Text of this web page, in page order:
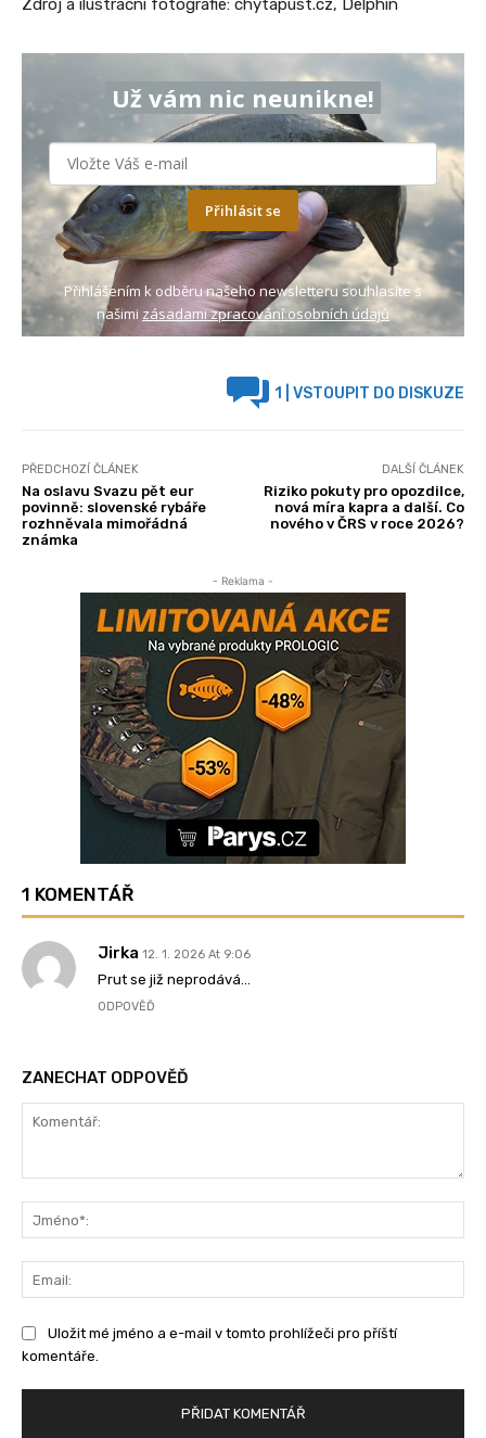
Zdroj a ilustrační fotografie: chytapust.cz, Delphin
Už vám nic neunikne!
Přihlásit se
Přihlášením k odběru našeho newsletteru souhlasíte s
našimi zásadami zpracování osobních údajů
1 | VSTOUPIT DO DISKUZE
PŘEDCHOZÍ ČLÁNEK
Na oslavu Svazu pět eur
povinně: slovenské rybáře
rozhněvala mimořádná
známka
DALŠÍ ČLÁNEK
Riziko pokuty pro opozdilce,
nová míra kapra a další. Co
nového v ČRS v roce 2026?
- Reklama -
1 KOMENTÁŘ
Jirka 12. 1. 2026 At 9:06
Prut se již neprodává…
ODPOVĚĎ
ZANECHAT ODPOVĚĎ
Uložit mé jméno a e-mail v tomto prohlížeči pro příští
komentáře.